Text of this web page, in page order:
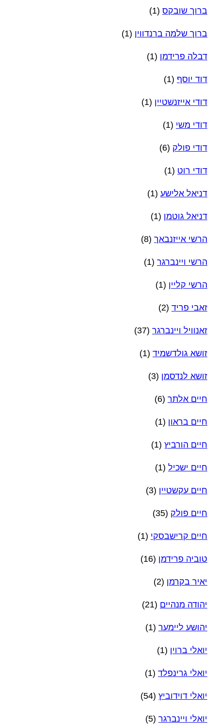
ברוך שובקס (1)
ברוך שלמה ברנדווין (1)
דבלה פרידמן (1)
דוד יוסף (1)
דודי אייזנשטיין (1)
דודי משי (1)
דודי פולק (6)
דודי רוט (1)
דניאל אלישע (1)
דניאל גוטמן (1)
הרשי אייזנבאך (8)
הרשי ויינברגר (1)
הרשי קליין (1)
זאבי פריד (2)
זאנוויל ויינברגר (37)
זושא גולדשמיד (1)
זושא לנדסמן (3)
חיים אלתר (6)
חיים בראון (1)
חיים הורביץ (1)
חיים ישכיל (1)
חיים עקשטיין (3)
חיים פולק (35)
חיים קרישבסקי (1)
טוביה פרידמן (16)
יאיר בקרמן (2)
יהודה מנהיים (21)
יהושע ליימער (1)
יואלי ברוין (1)
יואלי גרינפלד (1)
יואלי דוידוביץ (54)
יואלי ויינברגר (5)